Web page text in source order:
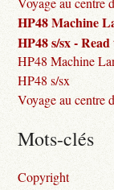
HP48 Machine
HP48 s/sx -
HP48 Machine
HP48 s/sx
Voyage au centre
Mots-clés
Copyright